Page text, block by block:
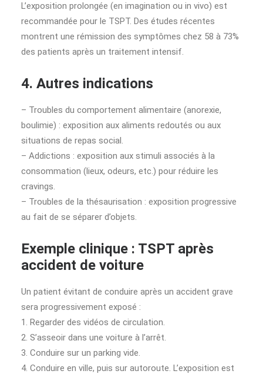
L’exposition prolongée (en imagination ou in vivo) est
recommandée pour le TSPT. Des études récentes
montrent une rémission des symptômes chez 58 à 73%
des patients après un traitement intensif.
4. Autres indications
– Troubles du comportement alimentaire (anorexie,
boulimie) : exposition aux aliments redoutés ou aux
situations de repas social.
– Addictions : exposition aux stimuli associés à la
consommation (lieux, odeurs, etc.) pour réduire les
cravings.
– Troubles de la thésaurisation : exposition progressive
au fait de se séparer d’objets.
Exemple clinique : TSPT après
accident de voiture
Un patient évitant de conduire après un accident grave
sera progressivement exposé :
1. Regarder des vidéos de circulation.
2. S’asseoir dans une voiture à l’arrêt.
3. Conduire sur un parking vide.
4. Conduire en ville, puis sur autoroute. L’exposition est